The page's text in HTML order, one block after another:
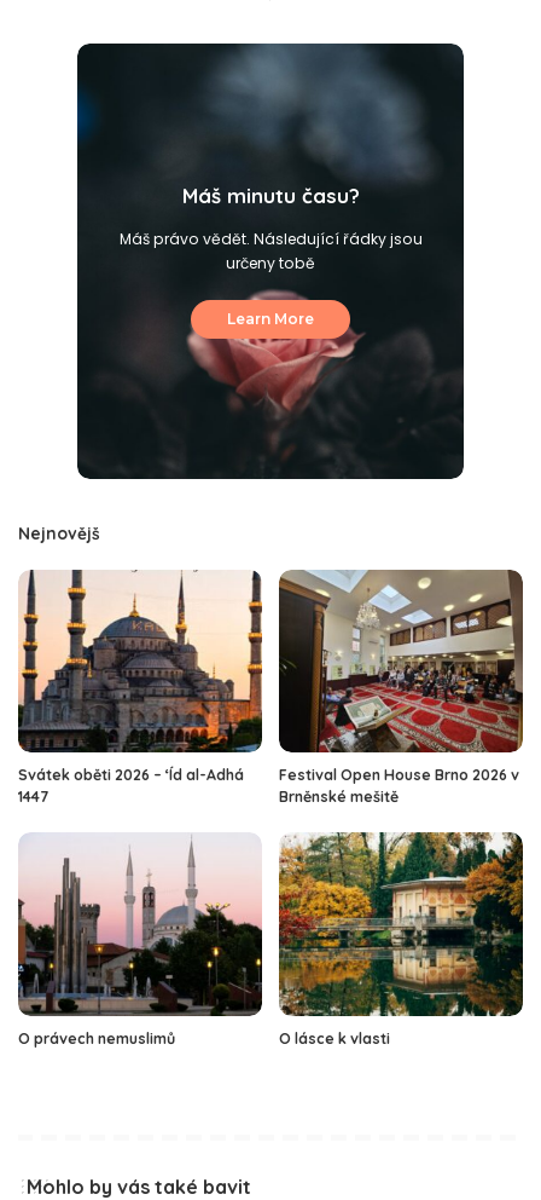
Máš minutu času?
Máš právo vědět. Následující řádky jsou
určeny tobě
Learn More
Nejnovějš
Svátek oběti 2026 – ‘Íd al-Adhá
1447
Festival Open House Brno 2026 v
Brněnské mešitě
O právech nemuslimů O lásce k vlasti
Mohlo by vás také bavit